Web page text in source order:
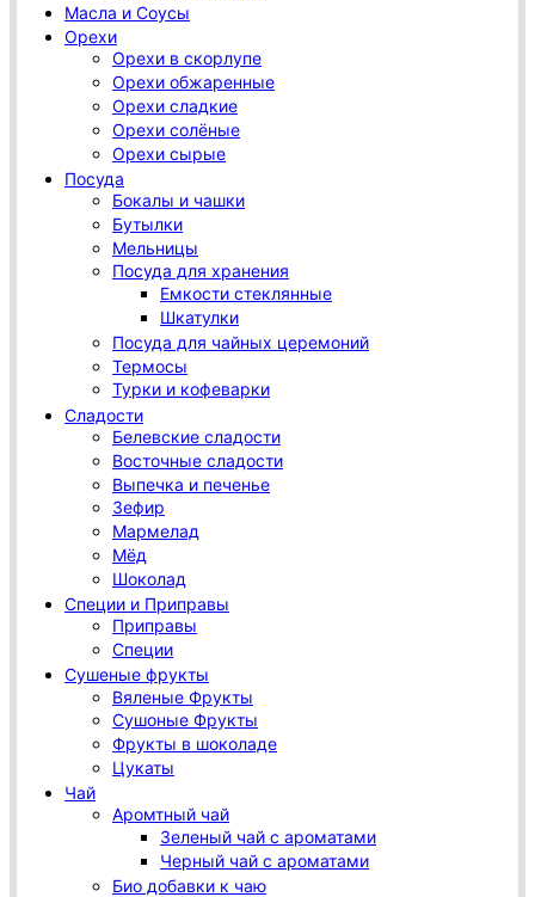
Масла и Соусы
Орехи
Орехи в скорлупе
Орехи обжаренные
Орехи сладкие
Орехи солёные
Орехи сырые
Посуда
Бокалы и чашки
Бутылки
Мельницы
Посуда для хранения
Емкости стеклянные
Шкатулки
Посуда для чайных церемоний
Термосы
Турки и кофеварки
Сладости
Белевские сладости
Восточные сладости
Выпечка и печенье
Зефир
Мармелад
Мёд
Шоколад
Специи и Приправы
Приправы
Специи
Сушеные фрукты
Вяленые Фрукты
Сушоные Фрукты
Фрукты в шоколаде
Цукаты
Чай
Аромтный чай
Зеленый чай с ароматами
Черный чай с ароматами
Био добавки к чаю